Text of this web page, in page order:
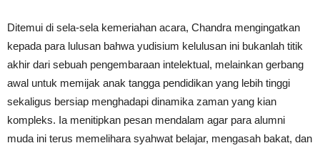
Ditemui di sela-sela kemeriahan acara, Chandra mengingatkan
kepada para lulusan bahwa yudisium kelulusan ini bukanlah titik
akhir dari sebuah pengembaraan intelektual, melainkan gerbang
awal untuk memijak anak tangga pendidikan yang lebih tinggi
sekaligus bersiap menghadapi dinamika zaman yang kian
kompleks. Ia menitipkan pesan mendalam agar para alumni
muda ini terus memelihara syahwat belajar, mengasah bakat, dan